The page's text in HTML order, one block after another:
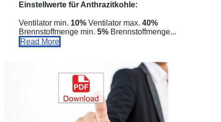
Einstellwerte für Anthrazitkohle:
Ventilator min. 10% Ventilator max. 40%
Brennstoffmenge min. 5% Brennstoffmenge...
Read More